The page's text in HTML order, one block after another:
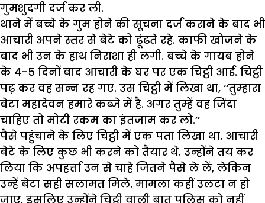
गुमशुदगी दर्ज कर ली.
थाने में बच्चे के गुम होने की सूचना दर्ज कराने के बाद भी
आचारी अपने स्तर से बेटे को ढूंढते रहे. काफी खोजने के
बाद भी उन के हाथ निराशा ही लगी. बच्चे के गायब होने
के 4-5 दिनों बाद आचारी के घर पर एक चिट्ठी आई. चिट्ठी
पढ़ कर वह सन्न रह गए. उस चिट्ठी में लिखा था, ‘‘तुम्हारा
बेटा महादेवन हमारे कब्जे में है. अगर तुम्हें वह जिंदा
चाहिए तो मोटी रकम का इंतजाम कर लो.’’
पैसे पहुंचाने के लिए चिट्ठी में एक पता लिखा था. आचारी
बेटे के लिए कुछ भी करने को तैयार थे. उन्होंने तय कर
लिया कि अपहर्त्ता उन से चाहे जितने पैसे ले लें, लेकिन
उन्हें बेटा सही सलामत मिले. मामला कहीं उलटा न हो
जाए, इसलिए उन्होंने चिट्ठी वाली बात पुलिस को नहीं